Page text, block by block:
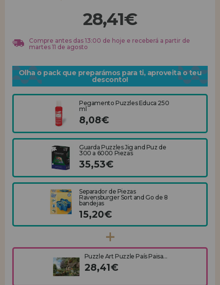
REGISTRO DE REVENDEDOR
28,41€
Compre antes das 13:00 de hoje e receberá a partir de
martes 11 de agosto
Olha o pack que preparámos para ti, aproveita o teu
desconto!
Pegamento Puzzles Educa 250
ml
8,08€
Guarda Puzzles Jig and Puz de
300 a 6000 Piezas
35,53€
Separador de Piezas
Ravensburger Sort and Go de 8
bandejas
15,20€
Puzzle Art Puzzle País Paisa...
28,41€